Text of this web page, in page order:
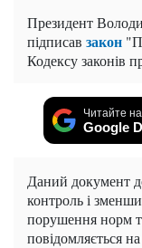
Президент
підписав закон
Кодексу законів
Читайте
Google
Даний документ
контроль і
порушення норм
повідомляється